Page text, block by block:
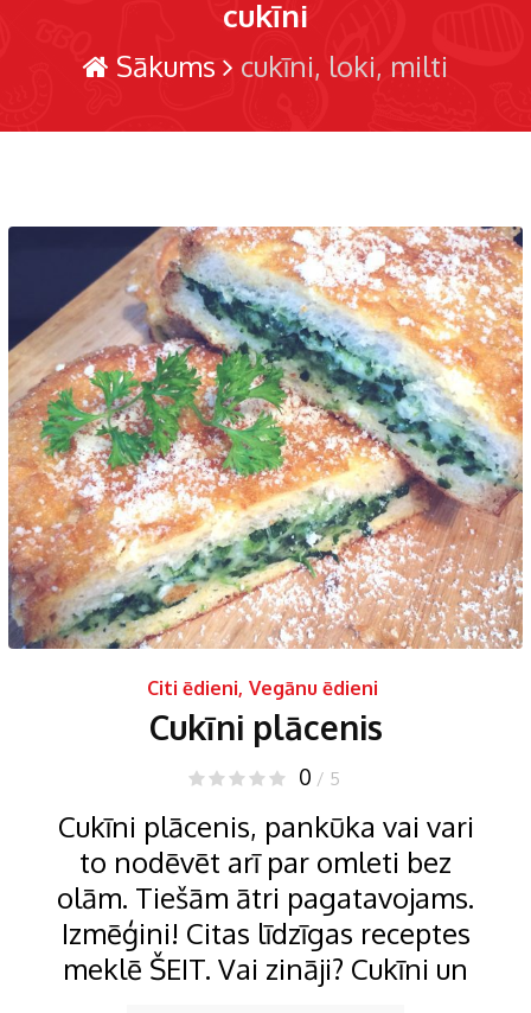
cukīni
Sākums cukīni loki milti
Citi ēdieni, Vegānu ēdieni
Cukīni plācenis
0 / 5
Cukīni plācenis, pankūka vai vari
to nodēvēt arī par omleti bez
olām. Tiešām ātri pagatavojams.
Izmēģini! Citas līdzīgas receptes
meklē ŠEIT. Vai zināji? Cukīni un